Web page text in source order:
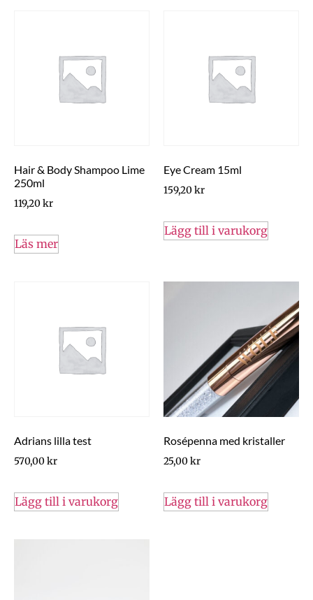
Hair & Body Shampoo Lime
250ml
119,20kr
Läs mer
Eye Cream 15ml
159,20kr
Lägg till i varukorg
Adrians lilla test
570,00kr
Lägg till i varukorg
Rosépenna med kristaller
25,00kr
Lägg till i varukorg